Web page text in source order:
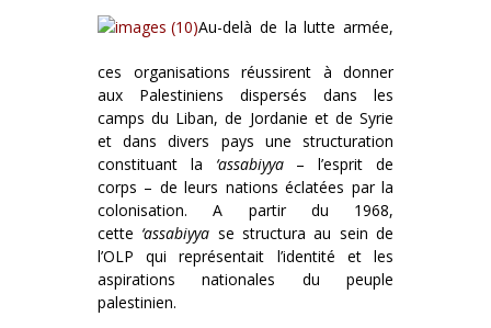
Au-delà de la lutte armée,
ces organisations réussirent à donner
aux Palestiniens dispersés dans les
camps du Liban, de Jordanie et de Syrie
et dans divers pays une structuration
constituant la ‘assabiyya – l’esprit de
corps – de leurs nations éclatées par la
colonisation. A partir du 1968,
cette ‘assabiyya se structura au sein de
l’OLP qui représentait l’identité et les
aspirations nationales du peuple
palestinien.